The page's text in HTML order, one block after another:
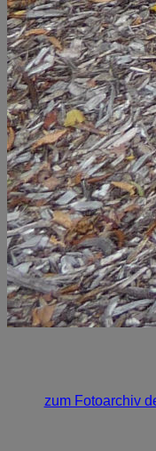
zum Fotoarchiv